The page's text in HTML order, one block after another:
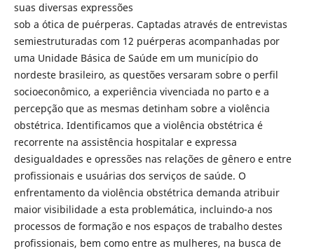
suas diversas expressões
sob a ótica de puérperas. Captadas através de entrevistas
semiestruturadas com 12 puérperas acompanhadas por
uma Unidade Básica de Saúde em um município do
nordeste brasileiro, as questões versaram sobre o perfil
socioeconômico, a experiência vivenciada no parto e a
percepção que as mesmas detinham sobre a violência
obstétrica. Identificamos que a violência obstétrica é
recorrente na assistência hospitalar e expressa
desigualdades e opressões nas relações de gênero e entre
profissionais e usuárias dos serviços de saúde. O
enfrentamento da violência obstétrica demanda atribuir
maior visibilidade a esta problemática, incluindo-a nos
processos de formação e nos espaços de trabalho destes
profissionais, bem como entre as mulheres, na busca de